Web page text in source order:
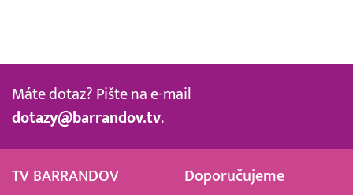
Máte dotaz? Pište na e-mail
dotazy@barrandov.tv.
TV BARRANDOV Doporučujeme